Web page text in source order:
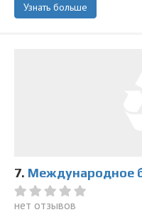
Узнать больше
7. Международное бюро судебных
нет отзывов